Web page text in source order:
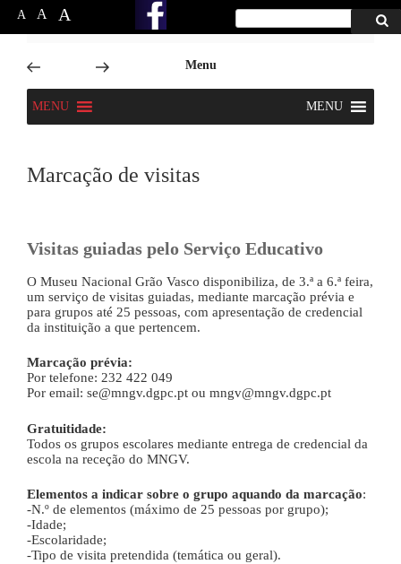
A A A
Procurar
por:
to
content
Menu
MENU MENU
Marcação de visitas
Visitas guiadas pelo Serviço Educativo
O Museu Nacional Grão Vasco disponibiliza, de 3.ª a 6.ª feira,
um serviço de visitas guiadas, mediante marcação prévia e
para grupos até 25 pessoas, com apresentação de credencial
da instituição a que pertencem.
Marcação prévia:
Por telefone: 232 422 049
Por email: se@mngv.dgpc.pt ou mngv@mngv.dgpc.pt
Gratuitidade:
Todos os grupos escolares mediante entrega de credencial da
escola na receção do MNGV.
Elementos a indicar sobre o grupo aquando da marcação:
-N.º de elementos (máximo de 25 pessoas por grupo);
-Idade;
-Escolaridade;
-Tipo de visita pretendida (temática ou geral).